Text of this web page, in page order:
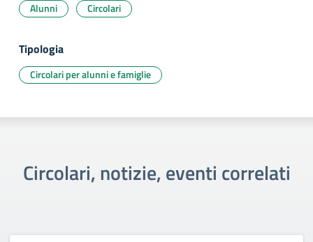
Alunni Circolari
Tipologia
Circolari per alunni e famiglie
Circolari, notizie, eventi correlati